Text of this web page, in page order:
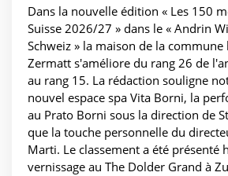
Dans la nouvelle édition « Les 150
Suisse 2026/27 » dans le « Andrin
Schweiz » la maison de la
Zermatt s'améliore du rang 26 de
au rang 15. La rédaction souligne
nouvel espace spa Vita Borni, la
au Prato Borni sous la direction de
que la touche personnelle du
Marti. Le classement a été présenté
vernissage au The Dolder Grand à